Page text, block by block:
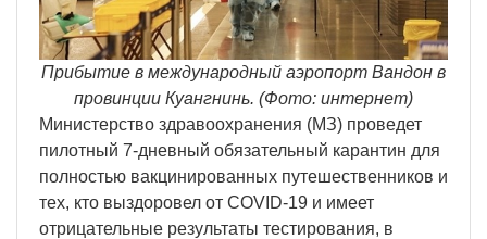
Прибытие в международный аэропорт Вандон в
провинции Куангнинь. (Фото: интернет)
Министерство здравоохранения (МЗ) проведет
пилотный 7-дневный обязательный карантин для
полностью вакцинированных путешественников и
тех, кто выздоровел от COVID-19 и имеет
отрицательные результаты тестирования, в